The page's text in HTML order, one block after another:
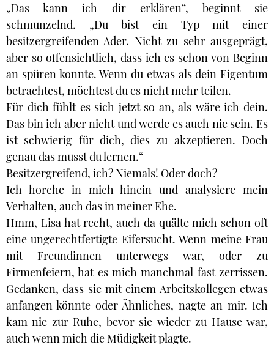
„Das kann ich dir erklären“, beginnt sie
schmunzelnd. „Du bist ein Typ mit einer
besitzergreifenden Ader. Nicht zu sehr ausgeprägt,
aber so offensichtlich, dass ich es schon von Beginn
an spüren konnte. Wenn du etwas als dein Eigentum
betrachtest, möchtest du es nicht mehr teilen.
Für dich fühlt es sich jetzt so an, als wäre ich dein.
Das bin ich aber nicht und werde es auch nie sein. Es
ist schwierig für dich, dies zu akzeptieren. Doch
genau das musst du lernen.“
Besitzergreifend, ich? Niemals! Oder doch?
Ich horche in mich hinein und analysiere mein
Verhalten, auch das in meiner Ehe.
Hmm, Lisa hat recht, auch da quälte mich schon oft
eine ungerechtfertigte Eifersucht. Wenn meine Frau
mit Freundinnen unterwegs war, oder zu
Firmenfeiern, hat es mich manchmal fast zerrissen.
Gedanken, dass sie mit einem Arbeitskollegen etwas
anfangen könnte oder Ähnliches, nagte an mir. Ich
kam nie zur Ruhe, bevor sie wieder zu Hause war,
auch wenn mich die Müdigkeit plagte.